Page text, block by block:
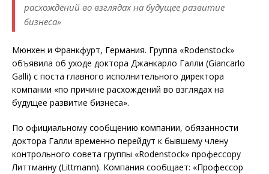
расхождений во взглядах на будущее развитие
бизнеса»
Мюнхен и Франкфурт, Германия. Группа «Rodenstock»
объявила об уходе доктора Джанкарло Галли (Giancarlo
Galli) с поста главного исполнительного директора
компании «по причине расхождений во взглядах на
будущее развитие бизнеса».
По официальному сообщению компании, обязанности
доктора Галли временно перейдут к бывшему члену
контрольного совета группы «Rodenstock» профессору
Литтманну (Littmann). Компания сообщает: «Профессор